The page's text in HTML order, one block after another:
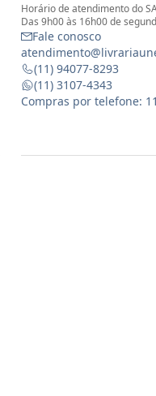
Horário de atendimento do
Das 9h00 às 16h00 de
Fale conosco
(11) 94077-8293
(11) 3107-4343
Compras por telefone: